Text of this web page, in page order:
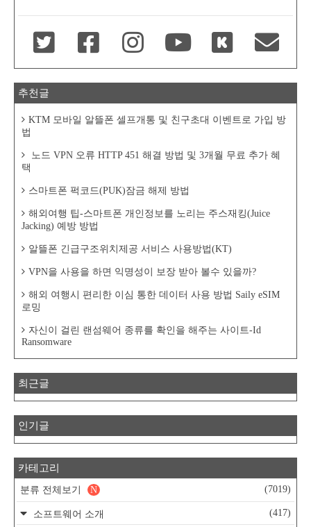
추천글
KTM 모바일 알뜰폰 셀프개통 및 친구초대 이벤트로 가입 방
법
노드 VPN 오류 HTTP 451 해결 방법 및 3개월 무료 추가 혜
택
스마트폰 퍽코드(PUK)잠금 해제 방법
해외여행 팁-스마트폰 개인정보를 노리는 주스재킹(Juice
Jacking) 예방 방법
알뜰폰 긴급구조위치제공 서비스 사용방법(KT)
VPN을 사용을 하면 익명성이 보장 받아 볼수 있을까?
해외 여행시 편리한 이심 통한 데이터 사용 방법 Saily eSIM
로밍
자신이 걸린 랜섬웨어 종류를 확인을 해주는 사이트-Id
Ransomware
최근글
인기글
카테고리
분류 전체보기 (7019)
N
소프트웨어 소개 (417)